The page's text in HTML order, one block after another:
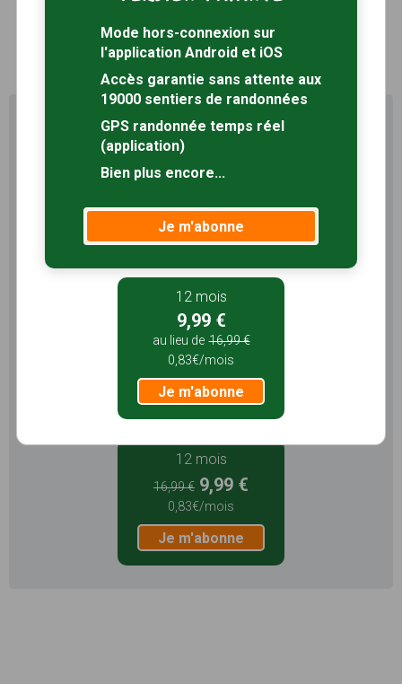
1
Profitez au maximum de
Sentiers en France avec rando
potentiel qu'offre Sentiers en France :
Pas de pub
Favoris illimités
Mode hors-connexion
3 mois
5,99 €
1,99€/mois
Je m'abonne
12 mois
16,99 € 9,99 €
0,83€/mois
Je m'abonne
Mode hors-connexion sur
l'application Android et iOS
Accès garantie sans attente aux
19000 sentiers de randonnées
GPS randonnée temps réel
(application)
Bien plus encore...
Je m'abonne
12 mois
9,99 €
au lieu de 16,99 €
0,83€/mois
Je m'abonne